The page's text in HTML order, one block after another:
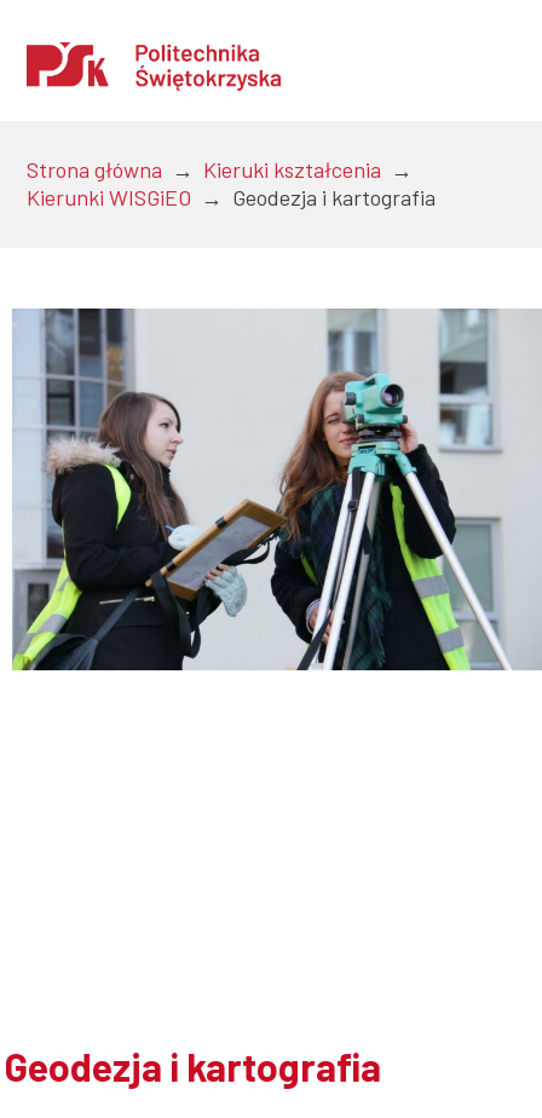
Strona główna → Kieruki kształcenia →
Kierunki WISGiEO → Geodezja i kartografia
Geodezja i kartografia
Kandydaci
Studenci
Doktoranci